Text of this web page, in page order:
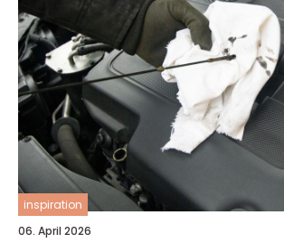
inspiration
06. April 2026